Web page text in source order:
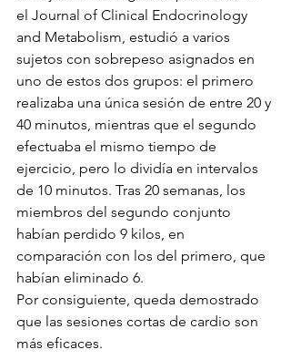
el Journal of Clinical Endocrinology
and Metabolism, estudió a varios
sujetos con sobrepeso asignados en
uno de estos dos grupos: el primero
realizaba una única sesión de entre 20 y
40 minutos, mientras que el segundo
efectuaba el mismo tiempo de
ejercicio, pero lo dividía en intervalos
de 10 minutos. Tras 20 semanas, los
miembros del segundo conjunto
habían perdido 9 kilos, en
comparación con los del primero, que
habían eliminado 6.
Por consiguiente, queda demostrado
que las sesiones cortas de cardio son
más eficaces.